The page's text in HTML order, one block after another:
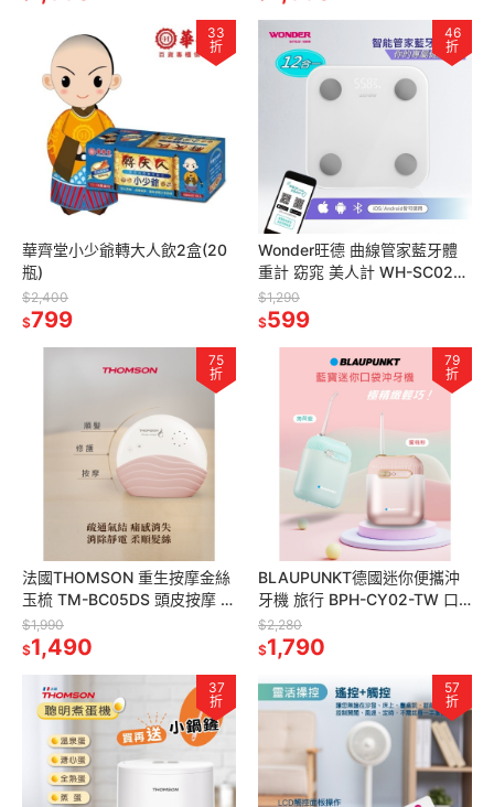
33
折
華齊堂小少爺轉大人飲2盒(20
瓶)
$2,400
$799
46
折
Wonder旺德 曲線管家藍牙體
重計 窈窕 美人計 WH-SC02W
去脂體重 專家推薦
$1,290
$599
75
折
法國THOMSON 重生按摩金絲
玉梳 TM-BC05DS 頭皮按摩 舒
壓 按摩梳 舒壓 風池穴按摩 穴
道按摩
$1,990
$1,490
79
折
BLAUPUNKT德國迷你便攜沖
牙機 旅行 BPH-CY02-TW 口
腔健康 沖牙機 牙齒 照護 口腔
照護 蛀牙
$2,280
$1,790
37
折
57
折